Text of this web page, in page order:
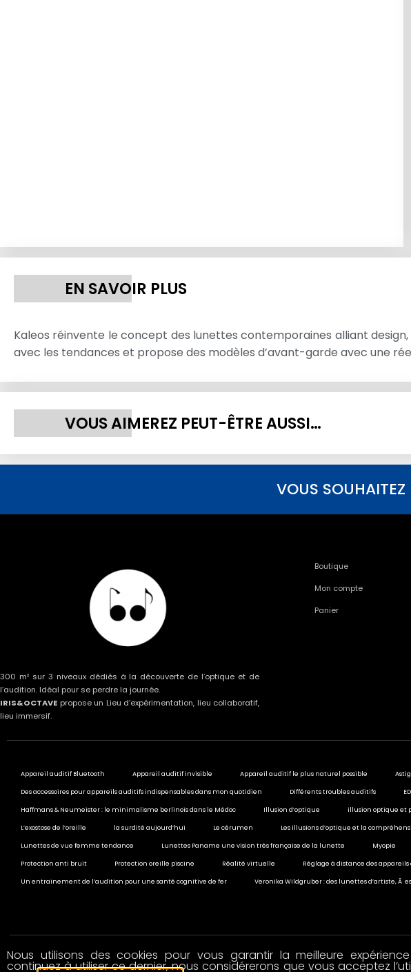
EN SAVOIR PLUS
Kaleos réinvente le concept des lunettes contemporaines alliant
avec les tendances et propose des modèles d’avant-garde avec une
VOUS AIMEREZ PEUT-ÊTRE AUSSI…
VOUS
300 m² sur 3 niveaux dédiés à la découverte de l’optique et de
l’audition. Idéal pour se perdre la journée.
IRIS&OCTAVE propose un Lieu d’expérimentation, lieu collaboratif,
lieu immersif.
Boutique
Mon compte
Panier
Appareil auditif Bluetooth Appareil auditif invisible Appareil auditif le plus naturel possible
Des accessoires pour appareils auditifs indispensables dans mon quotidien Différents troubles auditifs
Haffmans & Neumeister : le minimalisme berlinois dans le Médoc Illusion d’optique illusion optique et
L’exostose de l’oreille la surdité aujourd’hui Le cérumen Les illusions d’optique et la
Lunettes de vue femme tendance Lunettes Paname une vision très française de la lunette Myopie
Protection anti bruit Protection oreille piscine Réalité virtuelle Réglage à distance des
Un entrainement de l’audition pour une santé cognitive de fer Veronika Wildgruber : des lunettes d’artiste, Ã
© 2020 All rights reserved
Nous utilisons des cookies pour vous garantir la meilleure
continuez à utiliser ce dernier, nous considérerons que vous acceptez